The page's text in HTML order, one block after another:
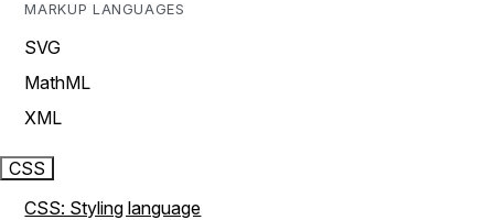
MARKUP LANGUAGES
SVG
MathML
XML
CSS
CSS: Styling language